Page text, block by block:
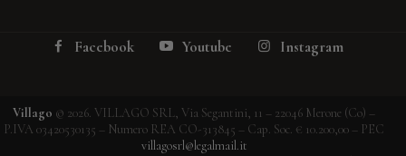
Facebook Youtube Instagram
Villago © 2026. VILLAGO SRL, Via Segantini, 11 – 22046 Merone (Co) –
P.IVA 03420530135 – Numero REA CO-313845 – Cap. Soc. € 10.200,00 – PEC
villagosrl@legalmail.it